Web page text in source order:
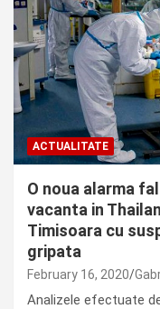
ACTUALITATE
O noua alarma
vacanta in
Timisoara cu
gripata
February 16, 2020
Analizele efectuate